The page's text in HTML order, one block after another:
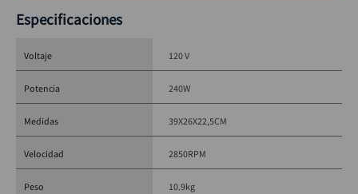
Especificaciones
Voltaje 120 V
Potencia 240W
Medidas 39X26X22,5CM
Velocidad 2850RPM
Peso 10.9kg